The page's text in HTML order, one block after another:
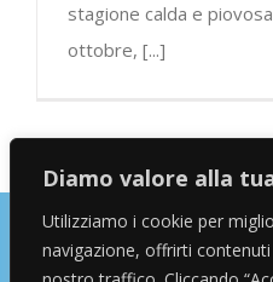
Diamo valore alla
Utilizziamo i cookie per
navigazione, offrirti
stagione calda e
ottobre, [...]
Copyright © 2026 Alessandro